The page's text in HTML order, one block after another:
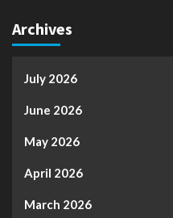
Archives
July 2026
June 2026
May 2026
April 2026
March 2026